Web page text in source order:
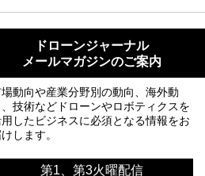
グラム」にテラドローンが採択、国産機
で量産調達を目指す
ROBOZ、北名古屋市制20周年記念で「空
飛ぶLEDスクリーン」とドローンショー
による新演出を実施
パイダーマン』や「M!LK」とのコラボド
飛ぶLEDスクリーン」とドローンショー
による新演出を実施
防衛装備庁「迎撃ドローン早期取得プロ
グラム」にテラドローンが採択、国産機
で量産調達を目指す
の花火」打ち上げ、キリンビールがライ
ドローンジャーナル
メールマガジンのご案内
動向や産業分野別の動向、海外動
、技術などドローンやロボティクスを
したビジネスに必須となる情報をお
します。
第1、第3火曜配信